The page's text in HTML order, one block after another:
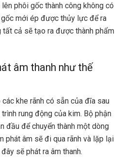
phôi gốc thành công không có
mới ép được thủy lực để ra
tất cả sẽ tạo ra được thành phẩm
âm thanh như thế
khe rãnh có sẵn của đĩa sau
rung động của kim. Bộ phận
đầu để chuyển thành một dòng
phát âm sẽ đi qua rãnh và lặp lại
sẽ phát ra âm thanh.